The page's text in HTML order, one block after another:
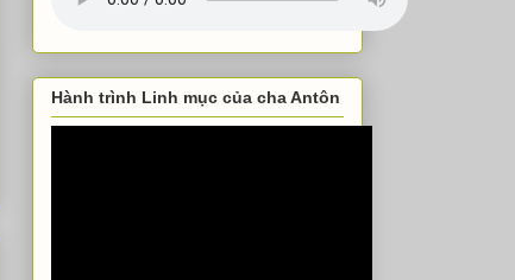
Hành trình Linh mục của cha Antôn